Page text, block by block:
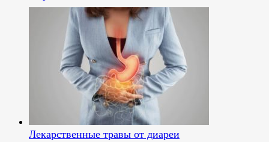
Лекарственные травы от диареи